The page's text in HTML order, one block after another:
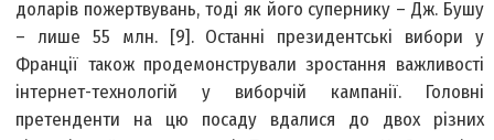
доларів пожертвувань, тоді як його супернику – Дж. Бушу
– лише 55 млн. [9]. Останні президентські вибори у
Франції також продемонстрували зростання важливості
інтернет-технологій у виборчій кампанії. Головні
претенденти на цю посаду вдалися до двох різних